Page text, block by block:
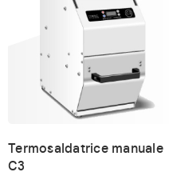
Termosaldatrice manuale
C3